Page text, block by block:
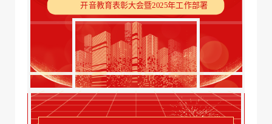
开音教育表彰大会暨2025年工作部署